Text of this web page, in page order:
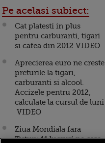
Pe acelasi subiect:
Cat platesti in plus
pentru carburanti, tigari
si cafea din 2012 VIDEO
Aprecierea euro ne creste
preturile la tigari,
carburanti si alcool.
Accizele pentru 2012,
calculate la cursul de luni
VIDEO
Ziua Mondiala fara
Tutun: 11 lucruri pe care